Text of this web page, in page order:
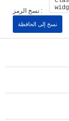
نسخ الرمز :
نسخ إلى الحافظة